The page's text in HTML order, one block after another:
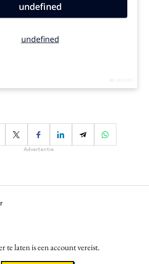
Advertentie
te laten is een account vereist.